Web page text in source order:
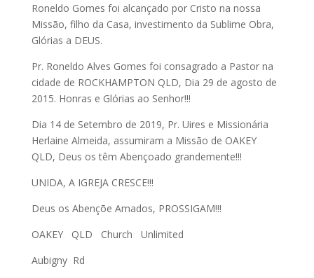
Roneldo Gomes foi alcançado por Cristo na nossa
Missão, filho da Casa, investimento da Sublime Obra,
Glórias a DEUS.
Pr. Roneldo Alves Gomes foi consagrado a Pastor na
cidade de ROCKHAMPTON QLD, Dia 29 de agosto de
2015. Honras e Glórias ao Senhor!!!
Dia 14 de Setembro de 2019, Pr. Uires e Missionária
Herlaine Almeida, assumiram a Missão de OAKEY
QLD, Deus os têm Abençoado grandemente!!!
UNIDA, A IGREJA CRESCE!!!
Deus os Abençõe Amados, PROSSIGAM!!!
OAKEY QLD Church Unlimited
Aubigny Rd